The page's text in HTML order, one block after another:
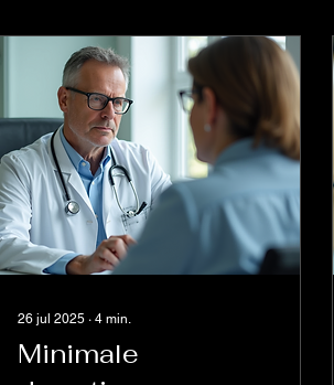
26 jul 2025 ∙ 4 min.
Minimale